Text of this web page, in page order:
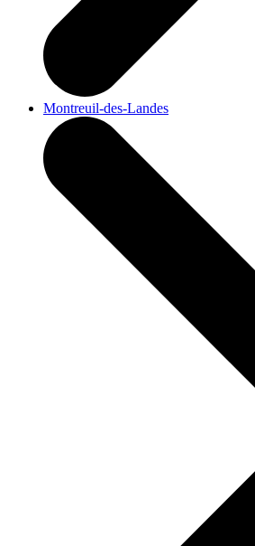
Montreuil-des-Landes